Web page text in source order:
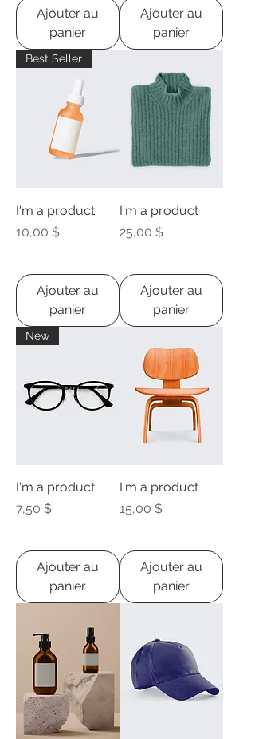
Ajouter au
panier
Ajouter au
panier
Best Seller
I'm a product
Prix
10,00 $
Ajouter au
panier
I'm a product
Prix
25,00 $
Ajouter au
panier
New
I'm a product
Prix
7,50 $
Ajouter au
panier
I'm a product
Prix
15,00 $
Ajouter au
panier